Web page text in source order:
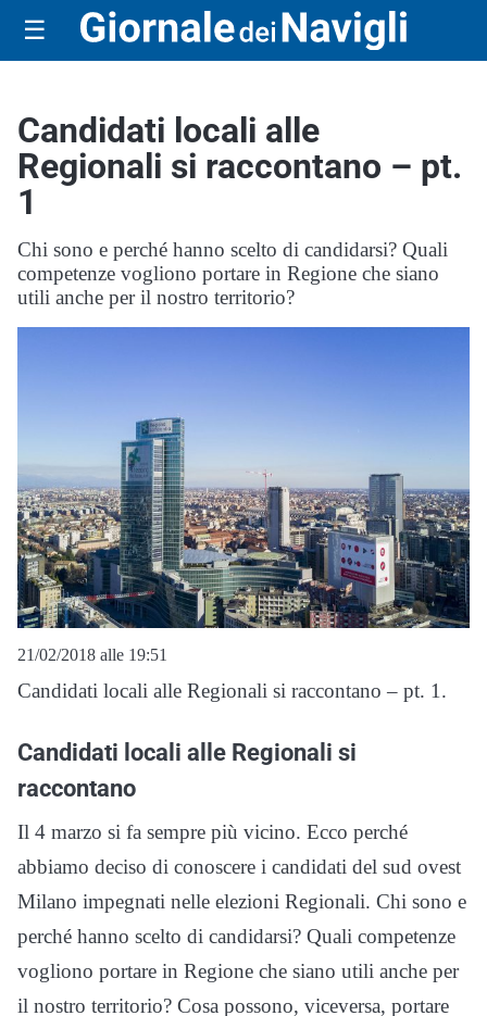
☰
Candidati locali alle
Regionali si raccontano – pt.
1
Chi sono e perché hanno scelto di candidarsi? Quali
competenze vogliono portare in Regione che siano
utili anche per il nostro territorio?
21/02/2018 alle 19:51
Candidati locali alle Regionali si raccontano – pt. 1.
Candidati locali alle Regionali si
raccontano
Il 4 marzo si fa sempre più vicino. Ecco perché
abbiamo deciso di conoscere i candidati del sud ovest
Milano impegnati nelle elezioni Regionali. Chi sono e
perché hanno scelto di candidarsi? Quali competenze
vogliono portare in Regione che siano utili anche per
il nostro territorio? Cosa possono, viceversa, portare